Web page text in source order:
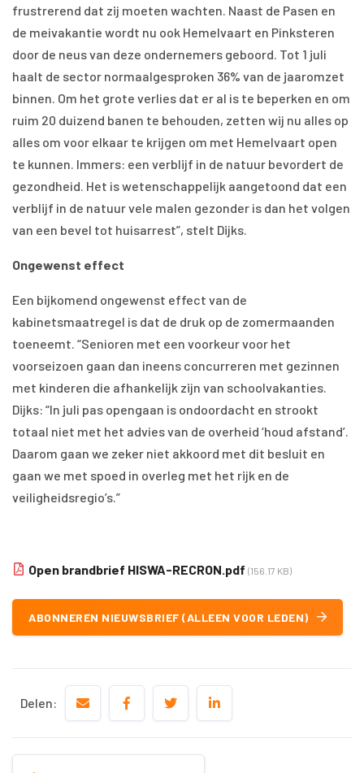
frustrerend dat zij moeten wachten. Naast de Pasen en
de meivakantie wordt nu ook Hemelvaart en Pinksteren
door de neus van deze ondernemers geboord. Tot 1 juli
haalt de sector normaalgesproken 36% van de jaaromzet
binnen. Om het grote verlies dat er al is te beperken en om
ruim 20 duizend banen te behouden, zetten wij nu alles op
alles om voor elkaar te krijgen om met Hemelvaart open
te kunnen. Immers: een verblijf in de natuur bevordert de
gezondheid. Het is wetenschappelijk aangetoond dat een
verblijf in de natuur vele malen gezonder is dan het volgen
van een bevel tot huisarrest”, stelt Dijks.
Ongewenst effect
Een bijkomend ongewenst effect van de
kabinetsmaatregel is dat de druk op de zomermaanden
toeneemt. “Senioren met een voorkeur voor het
voorseizoen gaan dan ineens concurreren met gezinnen
met kinderen die afhankelijk zijn van schoolvakanties.
Dijks: “In juli pas opengaan is ondoordacht en strookt
totaal niet met het advies van de overheid ‘houd afstand’.
Daarom gaan we zeker niet akkoord met dit besluit en
gaan we met spoed in overleg met het rijk en de
veiligheidsregio’s.”
Open brandbrief HISWA-RECRON.pdf (156.17 KB)
ABONNEREN NIEUWSBRIEF (ALLEEN VOOR LEDEN)
Delen: